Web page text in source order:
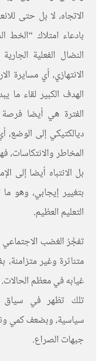
الاتجاه، لا بل حتى
بادعاء امتلاك
النضال الفعلية
الانتهازي، أي مسايرة
الهدف الكبير لقاء ما
الفترة هي أيضا
ديالكتيكي إلى الوضع،
المخاطر
بل الانتباه أيضا إلى
بتغيير إيجابي، وهو
التعليم العظيم.
تفجُّرُ الغضب
متناثرة وغير
غيابه في معظم
تلك تظهر في سياق
سياسية، وبضعف كمي
جبهات الصراع.